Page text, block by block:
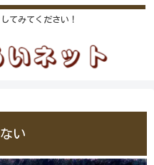
てみてください！
い